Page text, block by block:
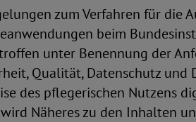
zum Verfahren für die
beim
unter Benennung der
Qualität, Datenschutz und
des pflegerischen Nutzens
Näheres zu den Inhalten